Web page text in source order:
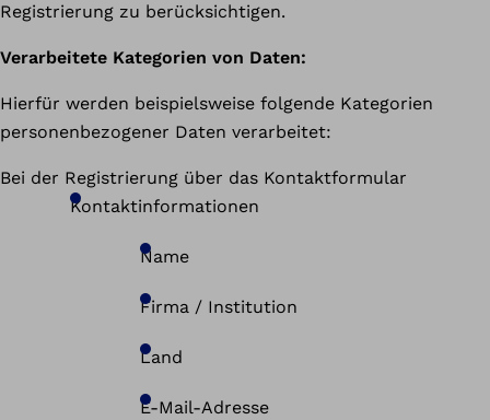
Registrierung zu berücksichtigen.
Verarbeitete Kategorien von Daten:
Hierfür werden beispielsweise folgende Kategorien
personenbezogener Daten verarbeitet:
Bei der Registrierung über das Kontaktformular
Kontaktinformationen
Name
Firma / Institution
Land
E-Mail-Adresse